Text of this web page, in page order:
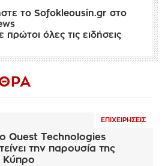
το Sofokleousin.gr στο
πρώτοι όλες τις ειδήσεις
ΕΠΙΧΕΙΡΉΣΕΙΣ
Quest Technologies
την παρουσία της
Κύπρο